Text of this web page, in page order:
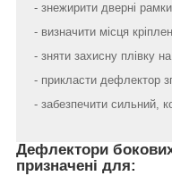
- знежирити дверні
- визначити місця
- зняти захисну плівку
- прикласти дефлектор
- забезпечити сильний,
Дефлектори
призначені для: